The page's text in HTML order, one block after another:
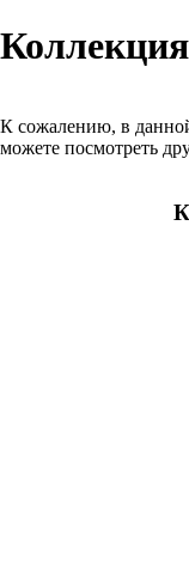
К сожалению, в
можете посмотреть